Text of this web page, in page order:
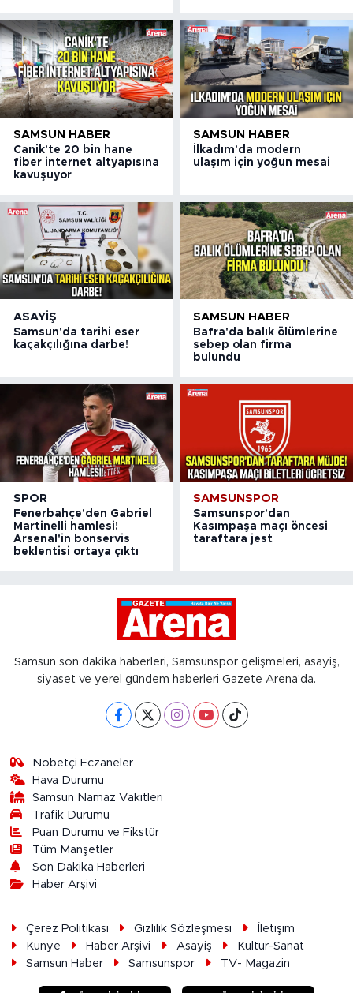
SAMSUN HABER
Canik'te 20 bin hane
fiber internet altyapısına
kavuşuyor
SAMSUN HABER
İlkadım'da modern
ulaşım için yoğun mesai
ASAYIŞ
Samsun'da tarihi eser
kaçakçılığına darbe!
SAMSUN HABER
Bafra'da balık ölümlerine
sebep olan firma
bulundu
SPOR
Fenerbahçe'den Gabriel
Martinelli hamlesi!
Arsenal'in bonservis
beklentisi ortaya çıktı
SAMSUNSPOR
Samsunspor'dan
Kasımpaşa maçı öncesi
taraftara jest
Samsun son dakika haberleri, Samsunspor gelişmeleri, asayiş,
siyaset ve yerel gündem haberleri Gazete Arena’da.
Nöbetçi Eczaneler
Hava Durumu
Samsun Namaz Vakitleri
Trafik Durumu
Puan Durumu ve Fikstür
Tüm Manşetler
Son Dakika Haberleri
Haber Arşivi
Çerez Politikası Gizlilik Sözleşmesi
İletişim
Künye
Haber Arşivi Asayiş
Kültür-Sanat
Samsun Haber
Samsunspor TV- Magazin